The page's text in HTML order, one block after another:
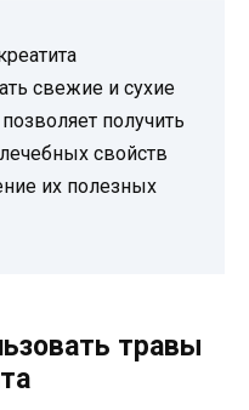
свежие и сухие
получить
свойств
их полезных
травы